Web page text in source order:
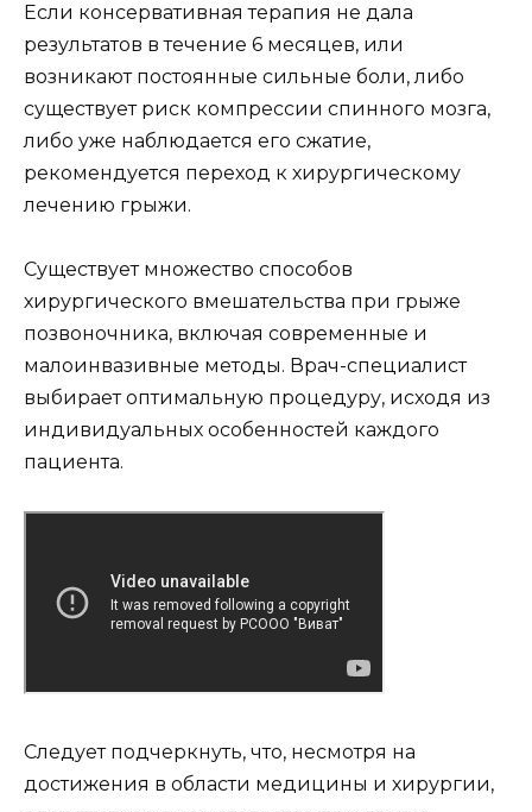
Если консервативная терапия не дала
результатов в течение 6 месяцев, или
возникают постоянные сильные боли, либо
существует риск компрессии спинного мозга,
либо уже наблюдается его сжатие,
рекомендуется переход к хирургическому
лечению грыжи.
Существует множество способов
хирургического вмешательства при грыже
позвоночника, включая современные и
малоинвазивные методы. Врач-специалист
выбирает оптимальную процедуру, исходя из
индивидуальных особенностей каждого
пациента.
Следует подчеркнуть, что, несмотря на
достижения в области медицины и хирургии,